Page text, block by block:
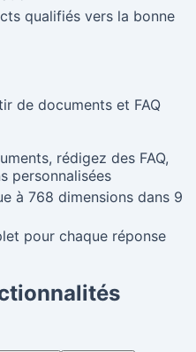
qualifiés vers la bonne
de documents et FAQ
rédigez des FAQ,
personnalisées
à 768 dimensions dans 9
pour chaque réponse